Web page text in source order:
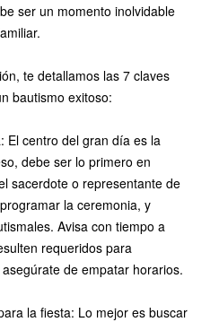
ser un momento inolvidable
te detallamos las 7 claves
bautismo exitoso:
El centro del gran día es la
debe ser lo primero en
sacerdote o representante de
la ceremonia, y
Avisa con tiempo a
requeridos para
de empatar horarios.
la fiesta: Lo mejor es buscar